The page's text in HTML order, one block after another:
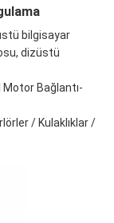
bilgisayar
dizüstü
Bağlantı-
/ Kulaklıklar /